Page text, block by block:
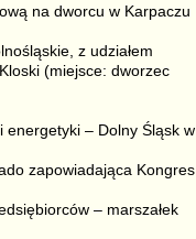
na dworcu w Karpaczu
z udziałem
(miejsce: dworzec
energetyki – Dolny Śląsk w
zapowiadająca Kongres
– marszałek